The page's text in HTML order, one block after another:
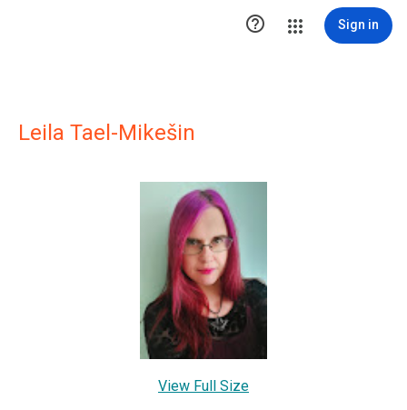
 Sign in
Leila Tael-Mikešin
View Full Size